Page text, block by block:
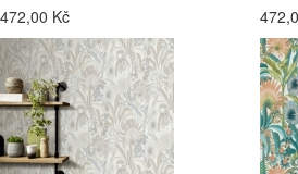
472,00 Kč